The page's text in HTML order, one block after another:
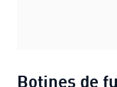
Botines de